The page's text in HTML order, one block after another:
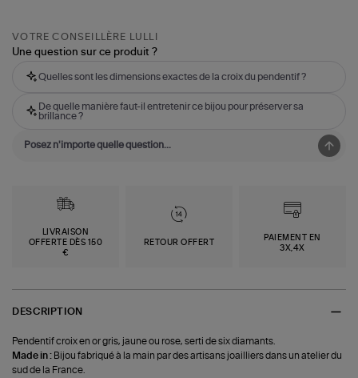
VOTRE CONSEILLÈRE LULLI
Une question sur ce produit ?
Quelles sont les dimensions exactes de la croix du pendentif ?
De quelle manière faut-il entretenir ce bijou pour préserver sa
brillance ?
LIVRAISON
OFFERTE DÈS 150
€
RETOUR OFFERT
PAIEMENT EN
3X,4X
DESCRIPTION
Pendentif croix en or gris, jaune ou rose, serti de six diamants.
Made in : Bijou fabriqué à la main par des artisans joailliers dans un atelier du
sud de la France.